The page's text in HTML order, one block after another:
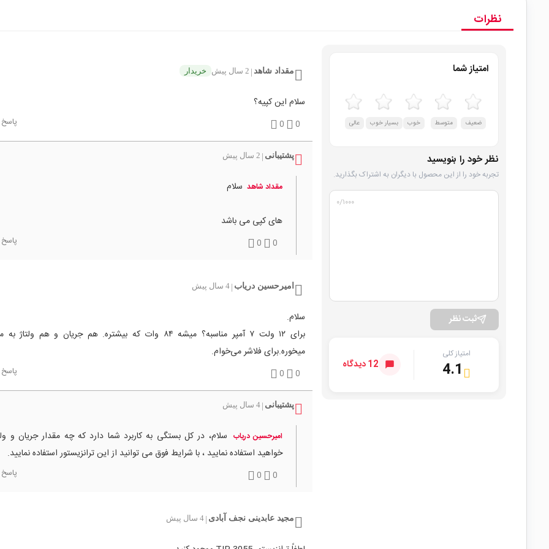
نظرات
امتیاز شما
ضعیف متوسط خوب بسیار خوب عالی
نظر خود را بنویسید
تجربه خود را از این محصول با دیگران به اشتراک بگذارید.
۰/۱۰۰۰
ثبت نظر
امتیاز کلی
4.1 12 دیدگاه
مقداد شاهد | 2 سال پیش خریدار
سلام این کپیه؟
0
0 پاسخ
پشتیبانی | 2 سال پیش
مقداد شاهد سلام
های کپی می باشد
0
0 پاسخ
امیرحسین دریاب | 4 سال پیش
سلام.
برای ۱۲ ولت ۷ آمپر مناسبه؟ میشه ۸۴ وات که بیشتره. هم جریان و هم
میخوره.برای فلاشر می‌خوام.
0
0 پاسخ
پشتیبانی | 4 سال پیش
امیرحسین دریاب سلام، در کل بستگی به کاربرد شما دارد که چه مقدار جریان و
خواهید استفاده نمایید ، با شرایط فوق می توانید از این ترانزیستور استفاده نمایید.
0
0 پاسخ
مجید عابدینی نجف آبادی | 4 سال پیش